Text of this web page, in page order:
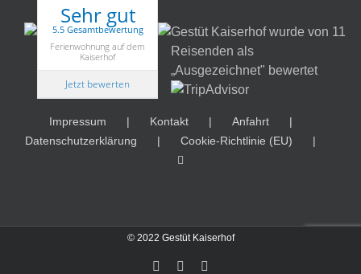
Sehr gut
5.5 Gesamtbewertung
Ferienwohnung auf dem
Kaiserhof
Jetzt bewerten
Gestüt Kaiserhof wurde von 11
Reisenden als
„Ausgezeichnet" bewertet
Impressum Kontakt
Anfahrt
Datenschutzerklärung
Cookie-Richtlinie (EU)
© 2022 Gestüt Kaiserhof
InstagramFacebook